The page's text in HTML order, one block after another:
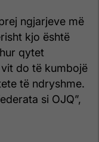
ngjarjeve më
kjo është
qytet
do të kumbojë
të ndryshme.
si OJQ”,